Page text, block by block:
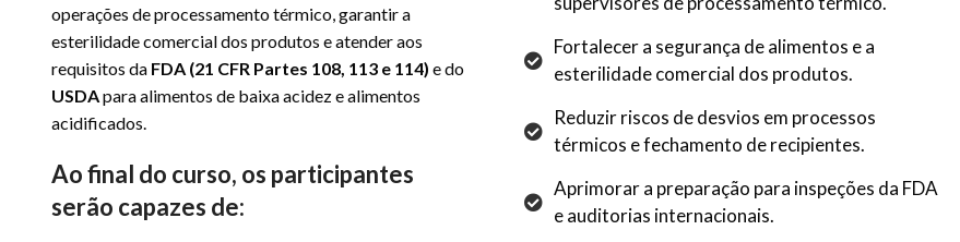
operações de processamento térmico, garantir a
esterilidade comercial dos produtos e atender aos
requisitos da FDA (21 CFR Partes 108, 113 e 114) e do
USDApara alimentos de baixa acidez e alimentos
acidificados.
Ao final do curso, os participantes
serão capazes de:
Fortalecer a segurança de alimentos e a
esterilidade comercial dos produtos.
Reduzir riscos de desvios em processos
térmicos e fechamento de recipientes.
Aprimorar a preparação para inspeções da FDA
e auditorias internacionais.